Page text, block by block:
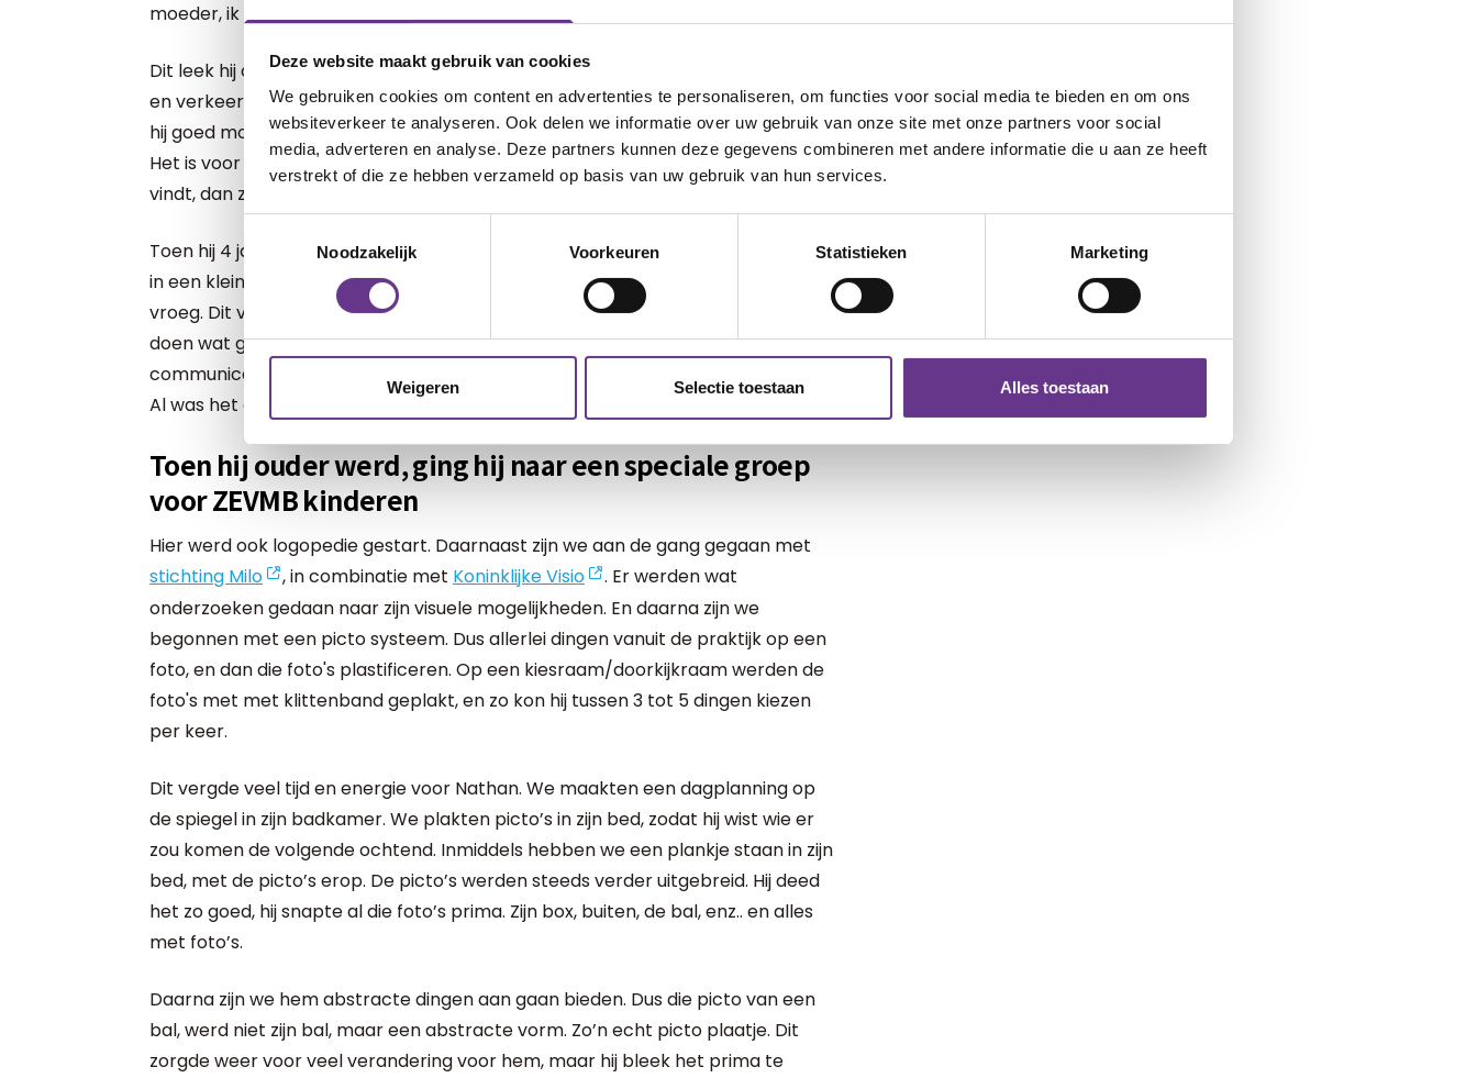
Deze website maakt gebruik van cookies
We gebruiken cookies om content en advertenties te personaliseren, om functies voor social media te bieden en om ons
websiteverkeer te analyseren. Ook delen we informatie over uw gebruik van onze site met onze partners voor social
media, adverteren en analyse. Deze partners kunnen deze gegevens combineren met andere informatie die u aan ze heeft
verstrekt of die ze hebben verzameld op basis van uw gebruik van hun services.
Noodzakelijk
Voorkeuren Statistieken Marketing
Weigeren Selectie toestaan Alles toestaan
moeder, ik heb voor die dingen niet geleerd, en heb daar hulp bij nodig.'
Dit leek hij op een gegeven moment wel te kunnen, het kiezen. Als hij fout koos,
en verkeerd keek, dan was hij in tranen. Super zielig natuurlijk, maar ja dan had
hij goed moeten kijken. Zo leerde hij de consequenties van het verkeerd kijken.
Het is voor jou als ouder op dat moment echt volhouden. Want als je het zielig
vindt, dan zou je zomaar kunnen besluiten om te stoppen.
Toen hij 4 jaar was, probeerden ze een oogbesturing computer op zijn groepje,
in een kleine ruimte waar het stil was. Maar nee, het lukte echt niet. Het was te
vroeg. Dit vonden we natuurlijk jammer, maar we wilden hem niet iets laten
doen wat gewoon niets voor hem was. En ja, we hadden al een soort
communicatie, dus waren op zich wel tevreden. Hij kon kiezen, dat was al zo fijn.
Al was het dan wel altijd tussen de dingen die je hem voorhield.
Toen hij ouder werd, ging hij naar een speciale groep
voor ZEVMB kinderen
Hier werd ook logopedie gestart. Daarnaast zijn we aan de gang gegaan met
stichting Milo
, in combinatie met Koninklijke Visio
. Er werden wat
onderzoeken gedaan naar zijn visuele mogelijkheden. En daarna zijn we
begonnen met een picto systeem. Dus allerlei dingen vanuit de praktijk op een
foto, en dan die foto's plastificeren. Op een kiesraam/doorkijkraam werden de
foto's met met klittenband geplakt, en zo kon hij tussen 3 tot 5 dingen kiezen
per keer.
Dit vergde veel tijd en energie voor Nathan. We maakten een dagplanning op
de spiegel in zijn badkamer. We plakten picto’s in zijn bed, zodat hij wist wie er
zou komen de volgende ochtend. Inmiddels hebben we een plankje staan in zijn
bed, met de picto’s erop. De picto’s werden steeds verder uitgebreid. Hij deed
het zo goed, hij snapte al die foto’s prima. Zijn box, buiten, de bal, enz.. en alles
met foto’s.
Daarna zijn we hem abstracte dingen aan gaan bieden. Dus die picto van een
bal, werd niet zijn bal, maar een abstracte vorm. Zo’n echt picto plaatje. Dit
zorgde weer voor veel verandering voor hem, maar hij bleek het prima te